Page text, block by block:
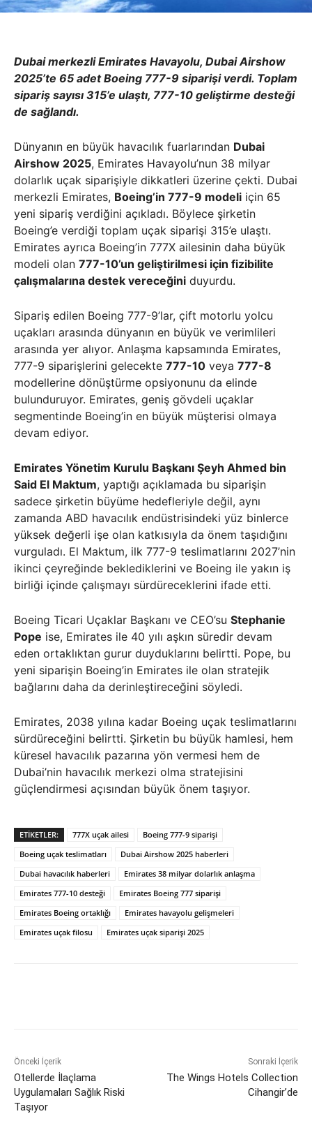
Dubai merkezli Emirates Havayolu, Dubai Airshow
2025’te 65 adet Boeing 777-9 siparişi verdi. Toplam
sipariş sayısı 315’e ulaştı, 777-10 geliştirme desteği
de sağlandı.
Dünyanın en büyük havacılık fuarlarından Dubai
Airshow 2025, Emirates Havayolu’nun 38 milyar
dolarlık uçak siparişiyle dikkatleri üzerine çekti. Dubai
merkezli Emirates, Boeing’in 777-9 modeli için 65
yeni sipariş verdiğini açıkladı. Böylece şirketin
Boeing’e verdiği toplam uçak siparişi 315’e ulaştı.
Emirates ayrıca Boeing’in 777X ailesinin daha büyük
modeli olan 777-10’un geliştirilmesi için fizibilite
çalışmalarına destek vereceğini duyurdu.
Sipariş edilen Boeing 777-9’lar, çift motorlu yolcu
uçakları arasında dünyanın en büyük ve verimlileri
arasında yer alıyor. Anlaşma kapsamında Emirates,
777-9 siparişlerini gelecekte 777-10 veya 777-8
modellerine dönüştürme opsiyonunu da elinde
bulunduruyor. Emirates, geniş gövdeli uçaklar
segmentinde Boeing’in en büyük müşterisi olmaya
devam ediyor.
Emirates Yönetim Kurulu Başkanı Şeyh Ahmed bin
Said El Maktum, yaptığı açıklamada bu siparişin
sadece şirketin büyüme hedefleriyle değil, aynı
zamanda ABD havacılık endüstrisindeki yüz binlerce
yüksek değerli işe olan katkısıyla da önem taşıdığını
vurguladı. El Maktum, ilk 777-9 teslimatlarını 2027’nin
ikinci çeyreğinde beklediklerini ve Boeing ile yakın iş
birliği içinde çalışmayı sürdüreceklerini ifade etti.
Boeing Ticari Uçaklar Başkanı ve CEO’su Stephanie
Pope ise, Emirates ile 40 yılı aşkın süredir devam
eden ortaklıktan gurur duyduklarını belirtti. Pope, bu
yeni siparişin Boeing’in Emirates ile olan stratejik
bağlarını daha da derinleştireceğini söyledi.
Emirates, 2038 yılına kadar Boeing uçak teslimatlarını
sürdüreceğini belirtti. Şirketin bu büyük hamlesi, hem
küresel havacılık pazarına yön vermesi hem de
Dubai’nin havacılık merkezi olma stratejisini
güçlendirmesi açısından büyük önem taşıyor.
ETIKETLER: 777X uçak ailesi
Boeing 777-9 siparişi
Boeing uçak teslimatları
Dubai Airshow 2025 haberleri
Dubai havacılık haberleri
Emirates 38 milyar dolarlık anlaşma
Emirates 777-10 desteği
Emirates Boeing 777 siparişi
Emirates Boeing ortaklığı
Emirates havayolu gelişmeleri
Emirates uçak filosu
Emirates uçak siparişi 2025
Önceki İçerik
Otellerde İlaçlama
Uygulamaları Sağlık Riski
Taşıyor
Sonraki İçerik
The Wings Hotels Collection
Cihangir’de